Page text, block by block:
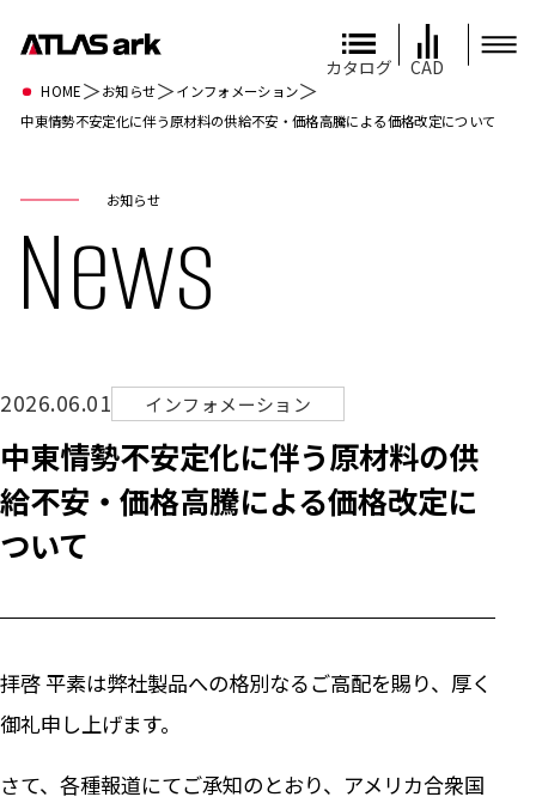
カタログ CAD
お知らせ
News
HOME＞お知らせ＞インフォメーション＞
中東情勢不安定化に伴う原材料の供給不安・価格高騰による価格改定について
2026.06.01 インフォメーション
中東情勢不安定化に伴う原材料の供
給不安・価格高騰による価格改定に
ついて
拝啓 平素は弊社製品への格別なるご高配を賜り、厚く
御礼申し上げます。
さて、各種報道にてご承知のとおり、アメリカ合衆国